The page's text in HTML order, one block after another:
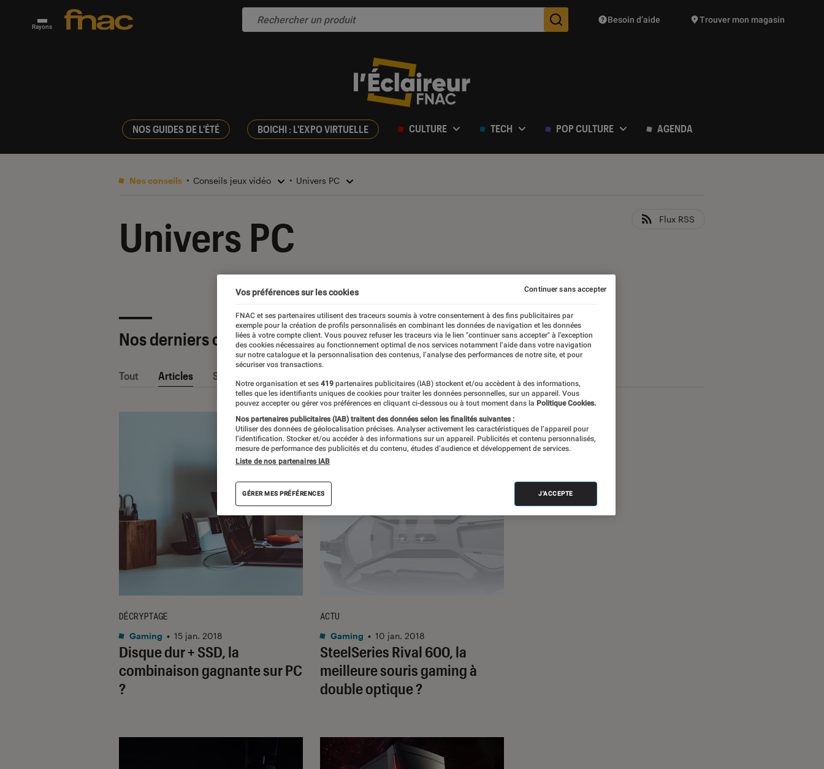
Rayons Des suggestions de produits vont vous être proposées
Besoin d’aide Trouver mon magasin
NOS GUIDES DE L'ÉTÉ BOICHI : L'EXPO VIRTUELLE CULTURE TECH POP CULTURE AGENDA
Nos conseils Conseils jeux vidéo Univers PC
Univers PC Flux RSS
Nos derniers contenus
Tout Articles Sélections et guides
Disque dur + SSD, la
combinaison gagnante sur PC
?
DÉCRYPTAGE
Gaming • 15 jan. 2018
SteelSeries Rival 600, la
meilleure souris gaming à
double optique ?
ACTU
Gaming • 10 jan. 2018
Vos préférences sur les cookies
FNAC et ses partenaires utilisent des traceurs soumis à votre consentement à des fins publicitaires par
exemple pour la création de profils personnalisés en combinant les données de navigation et les données
liées à votre compte client. Vous pouvez refuser les traceurs via le lien "continuer sans accepter" à l’exception
des cookies nécessaires au fonctionnement optimal de nos services notamment l’aide dans votre navigation
sur notre catalogue et la personnalisation des contenus, l’analyse des performances de notre site, et pour
sécuriser vos transactions.
Notre organisation et ses 419 partenaires publicitaires (IAB) stockent et/ou accèdent à des informations,
telles que les identifiants uniques de cookies pour traiter les données personnelles, sur un appareil. Vous
pouvez accepter ou gérer vos préférences en cliquant ci-dessous ou à tout moment dans la Politique Cookies.
Nos partenaires publicitaires (IAB) traitent des données selon les finalités suivantes :
Utiliser des données de géolocalisation précises. Analyser activement les caractéristiques de l’appareil pour
l’identification. Stocker et/ou accéder à des informations sur un appareil. Publicités et contenu personnalisés,
mesure de performance des publicités et du contenu, études d’audience et développement de services.
Liste de nos partenaires IAB
GÉRER MES PRÉFÉRENCES J'ACCEPTE
Continuer sans accepter